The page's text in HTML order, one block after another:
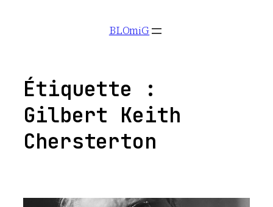
BLOmiG
Étiquette :
Gilbert Keith
Chersterton